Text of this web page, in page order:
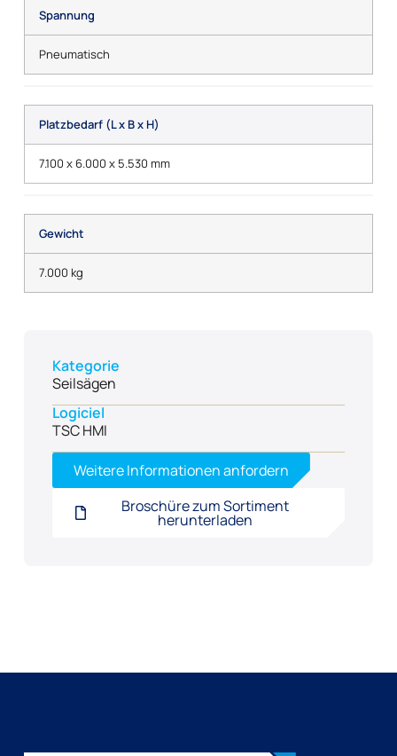
Spannung
Pneumatisch
Platzbedarf (L x B x H)
7.100 x 6.000 x 5.530 mm
Gewicht
7.000 kg
Kategorie
Seilsägen
Logiciel
TSC HMI
Weitere Informationen anfordern
Broschüre zum Sortiment
herunterladen